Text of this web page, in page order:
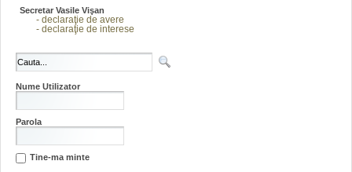
Secretar Vasile Vişan
- declaraţie de avere
- declaraţie de interese
Nume Utilizator
Parola
Tine-ma minte